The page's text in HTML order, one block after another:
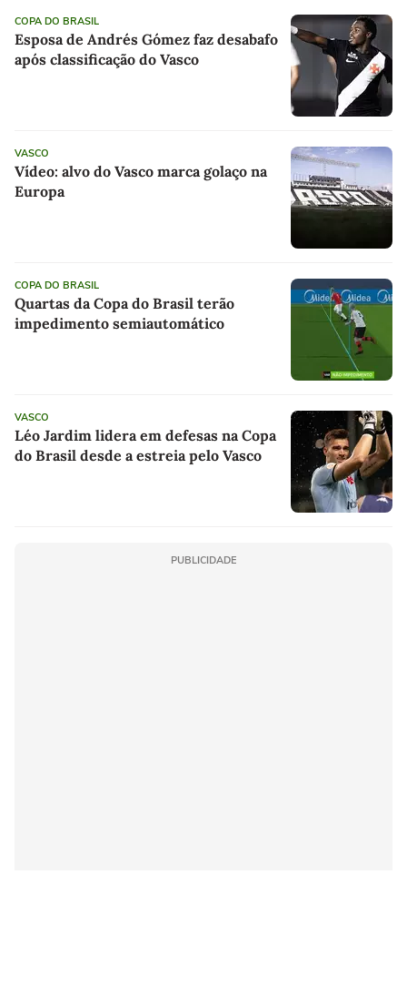
COPA DO BRASIL
Esposa de Andrés Gómez faz desabafo
após classificação do Vasco
VASCO
Vídeo: alvo do Vasco marca golaço na
Europa
COPA DO BRASIL
Quartas da Copa do Brasil terão
impedimento semiautomático
VASCO
Léo Jardim lidera em defesas na Copa
do Brasil desde a estreia pelo Vasco
PUBLICIDADE